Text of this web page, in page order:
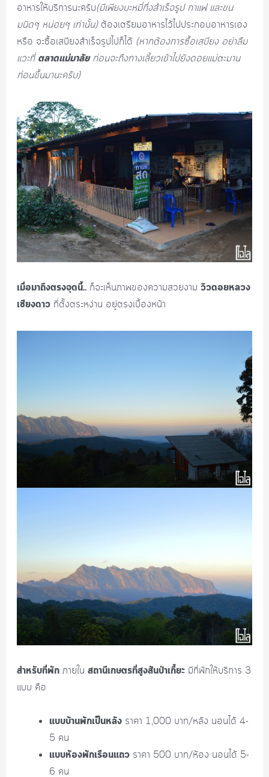
อาหารให้บริการนะครับ(มีเพียงบะหมี่กึ่งสำเร็จรูป กาแฟ และขน
มนิดๆ หน่อยๆ เท่านั้น)ต้องเตรียมอาหารไว้ไปประกอบอาหารเอง
หรือ จะซื้อเสบียงสำเร็จรูปไปก็ได้(หากต้องการซื้อเสบียง อย่าลืม
แวะที่ตลาดแม่มาลัยก่อนจะถึงทางเลี้ยวเข้าไปยังดอยแม่ตะมาน
ก่อนขึ้นมานะครับ)
เมื่อมาถึงตรงจุดนี้..ก็จะเห็นภาพของความสวยงาม วิวดอยหลวง
เชียงดาวที่ตั้งตระหง่าน อยู่ตรงเบื้องหน้า
สำหรับที่พักภายใน สถานีเกษตรที่สูงสันป่าเกี๊ยะมีที่พักให้บริการ 3
แบบ คือ
แบบบ้านพักเป็นหลังราคา 1,000 บาท/หลัง นอนได้ 4-
5 คน
แบบห้องพักเรือนแถวราคา 500 บาท/ห้อง นอนได้ 5-
6 คน